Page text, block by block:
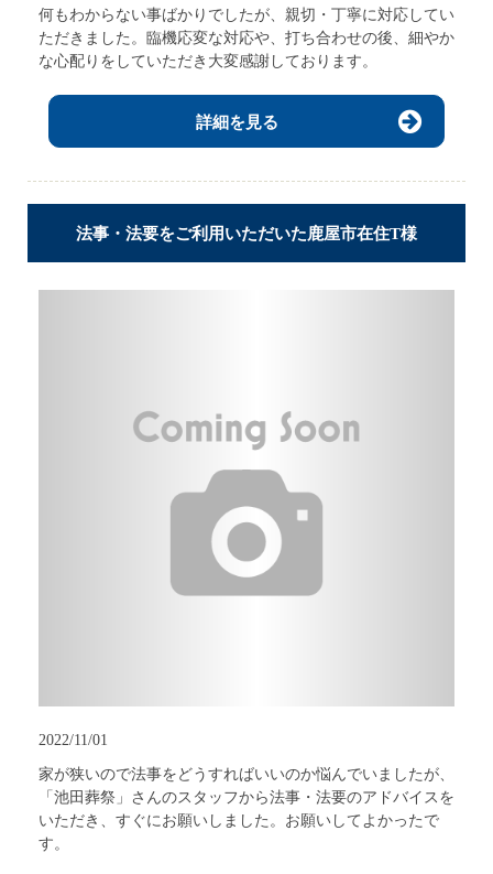
何もわからない事ばかりでしたが、親切・丁寧に対応してい
ただきました。臨機応変な対応や、打ち合わせの後、細やか
な心配りをしていただき大変感謝しております。
詳細を見る
法事・法要をご利用いただいた鹿屋市在住T様
2022/11/01
家が狭いので法事をどうすればいいのか悩んでいましたが、
「池田葬祭」さんのスタッフから法事・法要のアドバイスを
いただき、すぐにお願いしました。お願いしてよかったで
す。